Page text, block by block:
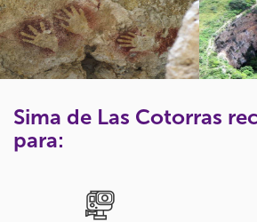
Sima de Las Cotorras
para: